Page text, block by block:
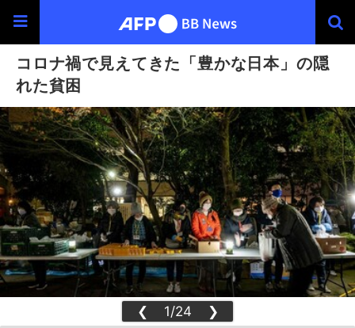
コロナ禍で見えてきた「豊かな日本」の隠
れた貧困
❮ 1/24 ❯